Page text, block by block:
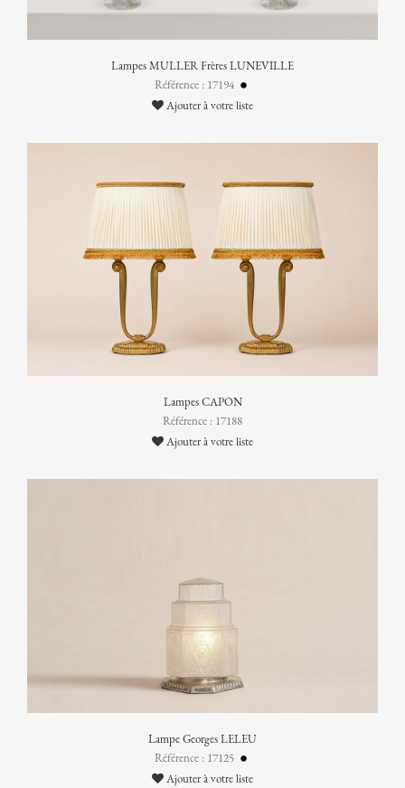
Lampes MULLER Frères LUNEVILLE
Référence : 17194
Ajouter à votre liste
Lampes CAPON
Référence : 17188
Ajouter à votre liste
Lampe Georges LELEU
Référence : 17125
Ajouter à votre liste